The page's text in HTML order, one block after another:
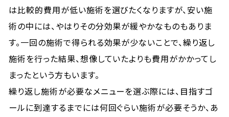
は比較的費用が低い施術を選びたくなりますが、安い施
術の中には、やはりその分効果が緩やかなものもありま
す。一回の施術で得られる効果が少ないことで、繰り返し
施術を行った結果、想像していたよりも費用がかかってし
まったという方もいます。
繰り返し施術が必要なメニューを選ぶ際には、目指すゴ
ールに到達するまでには何回ぐらい施術が必要そうか、あ